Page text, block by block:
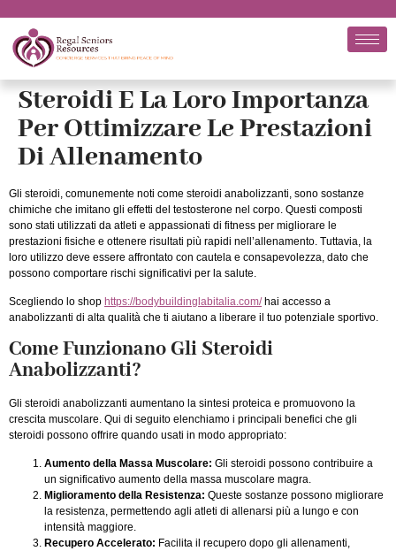
Steroidi E La Loro Importanza
Per Ottimizzare Le Prestazioni
Di Allenamento
Gli steroidi, comunemente noti come steroidi anabolizzanti, sono sostanze
chimiche che imitano gli effetti del testosterone nel corpo. Questi composti
sono stati utilizzati da atleti e appassionati di fitness per migliorare le
prestazioni fisiche e ottenere risultati più rapidi nell’allenamento. Tuttavia, la
loro utilizzo deve essere affrontato con cautela e consapevolezza, dato che
possono comportare rischi significativi per la salute.
Scegliendo lo shop https://bodybuildinglabitalia.com/hai accesso a
anabolizzanti di alta qualità che ti aiutano a liberare il tuo potenziale sportivo.
Come Funzionano Gli Steroidi
Anabolizzanti?
Gli steroidi anabolizzanti aumentano la sintesi proteica e promuovono la
crescita muscolare. Qui di seguito elenchiamo i principali benefici che gli
steroidi possono offrire quando usati in modo appropriato:
Aumento della Massa Muscolare: Gli steroidi possono contribuire a
un significativo aumento della massa muscolare magra.
Miglioramento della Resistenza: Queste sostanze possono migliorare
la resistenza, permettendo agli atleti di allenarsi più a lungo e con
intensità maggiore.
Recupero Accelerato: Facilita il recupero dopo gli allenamenti,